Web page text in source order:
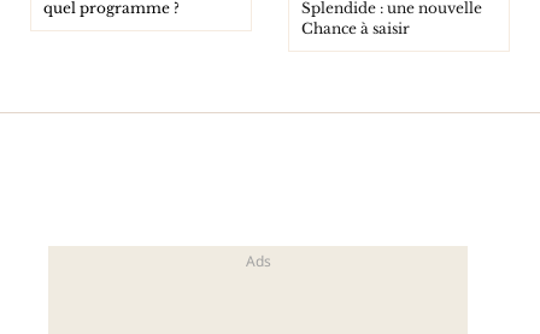
quel programme ?
Splendide : une nouvelle
Chance à saisir